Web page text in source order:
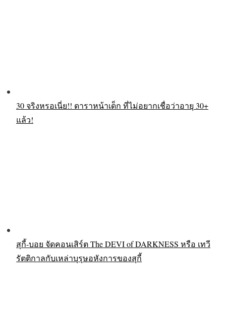
30 จริงหรอเนี่ย!! ดาราหน้าเด็ก ที่ไม่อยากเชื่อว่าอายุ 30+
แล้ว!
สุกี้-บอย จัดคอนเสิร์ต The DEVI of DARKNESS หรือ เทวี
รัตติกาลกับเหล่าบุรุษอหังการของสุกี้